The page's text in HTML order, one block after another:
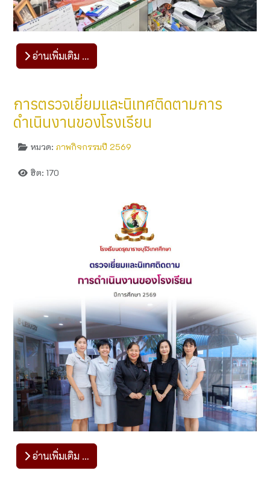
อ่านเพิ่มเติม …
การตรวจเยี่ยมและนิเทศติดตามการ
ดำเนินงานของโรงเรียน
หมวด: ภาพกิจกรรมปี 2569
ฮิต: 170
อ่านเพิ่มเติม …